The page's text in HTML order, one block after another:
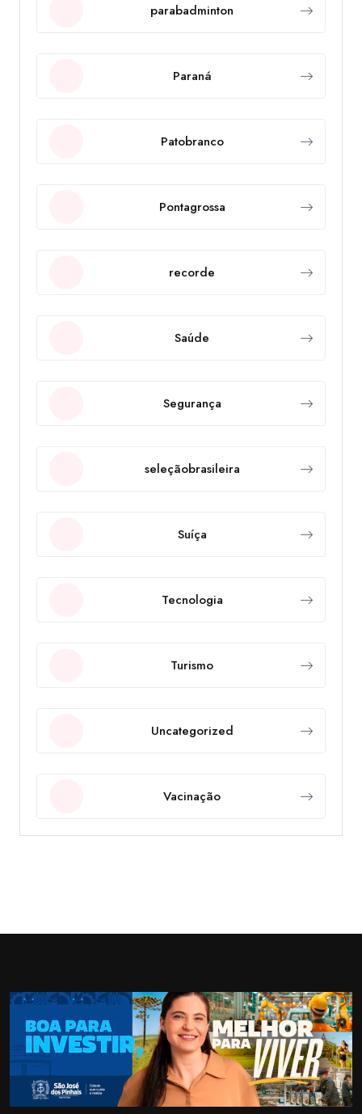
parabadminton
Paraná
Patobranco
Pontagrossa
recorde
Saúde
Segurança
seleçãobrasileira
Suíça
Tecnologia
Turismo
Uncategorized
Vacinação